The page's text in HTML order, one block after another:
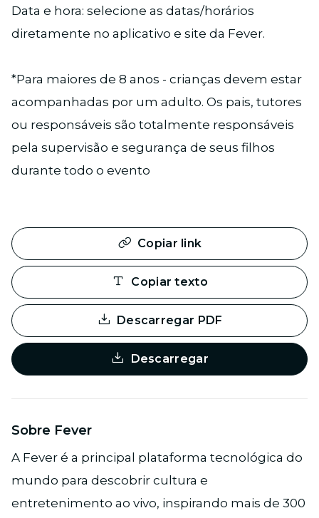
Data e hora: selecione as datas/horários
diretamente no aplicativo e site da Fever.
*Para maiores de 8 anos - crianças devem estar
acompanhadas por um adulto. Os pais, tutores
ou responsáveis são totalmente responsáveis
pela supervisão e segurança de seus filhos
durante todo o evento
Copiar link
Copiar texto
Descarregar PDF
Descarregar
Sobre Fever
A Fever é a principal plataforma tecnológica do
mundo para descobrir cultura e
entretenimento ao vivo, inspirando mais de 300